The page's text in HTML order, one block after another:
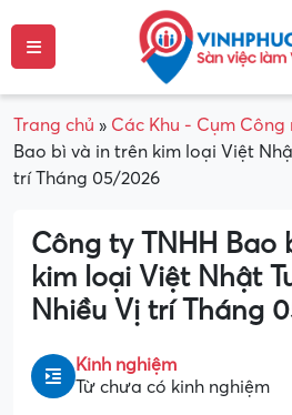
Trang chủ » Các Khu - Cụm Công
Bao bì và in trên kim loại Việt
trí Tháng 05/2026
Công ty TNHH Bao
kim loại Việt Nhật
Nhiều Vị trí Tháng
Kinh nghiệm
Từ chưa có kinh nghiệm